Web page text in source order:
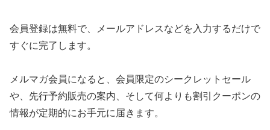
会員登録は無料で、メールアドレスなどを入力するだけで
すぐに完了します。
メルマガ会員になると、会員限定のシークレットセール
や、先行予約販売の案内、そして何よりも割引クーポンの
情報が定期的にお手元に届きます。